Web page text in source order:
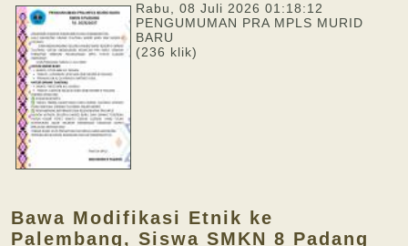
Rabu, 08 Juli 2026 01:18:12
PENGUMUMAN PRA MPLS MURID
BARU
(236 klik)
Bawa Modifikasi Etnik ke
Palembang, Siswa SMKN 8 Padang